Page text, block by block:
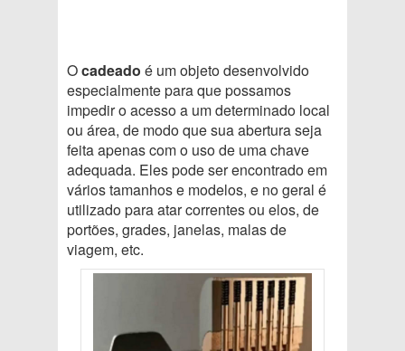
Ocadeado é um objeto desenvolvido
especialmente para que possamos
impedir o acesso a um determinado local
ou área, de modo que sua abertura seja
feita apenas com o uso de uma chave
adequada. Eles pode ser encontrado em
vários tamanhos e modelos, e no geral é
utilizado para atar correntes ou elos, de
portões, grades, janelas, malas de
viagem, etc.